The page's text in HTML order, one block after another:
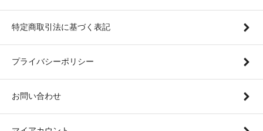
特定商取引法に基づく表記
プライバシーポリシー
お問い合わせ